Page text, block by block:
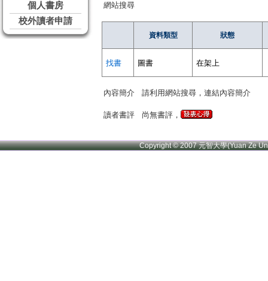
個人書房
校外讀者申請
網站搜尋
資料類型 狀態
找書 圖書 在架上
內容簡介 請利用網站搜尋，連結內容簡介
讀者書評 尚無書評，
Copyright © 2007 元智大學(Yuan Ze